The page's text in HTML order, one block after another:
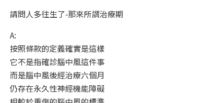
請問人多往生了-那來所謂治療期
A:
按照條款的定義確實是這樣
它不是指確診腦中風這件事
而是腦中風後經治療六個月
仍存在永久性神經機能障礙